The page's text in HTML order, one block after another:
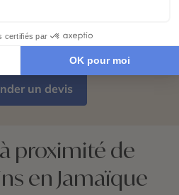
notre conciergerie reste
un devis
proximité de
en Jamaïque